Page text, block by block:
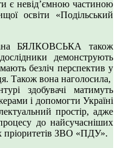
є невід’ємною частиною
освіти «Подільський
БЯЛКОВСЬКА також
демонструють
безліч перспектив у
Також вона наголосила,
здобувачі матимуть
і допомогти Україні
простір, адже
до найсучасніших
пріоритетів ЗВО «ПДУ».